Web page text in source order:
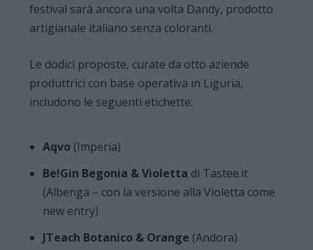
festival sarà ancora una volta Dandy, prodotto
artigianale italiano senza coloranti.
Le dodici proposte, curate da otto aziende
produttrici con base operativa in Liguria,
includono le seguenti etichette:
Aqvo(Imperia)
Be!Gin Begonia & Violetta di Tastee.it
(Albenga – con la versione alla Violetta come
new entry)
JTeach Botanico & Orange (Andora)